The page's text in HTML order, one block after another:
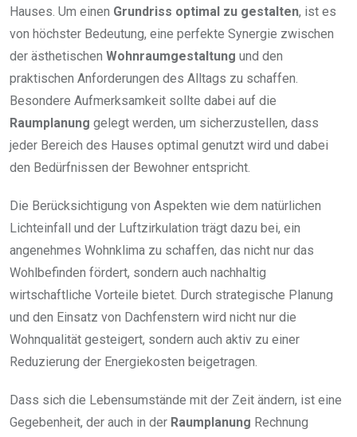
Hauses. Um einen Grundriss optimal zu gestalten, ist es
von höchster Bedeutung, eine perfekte Synergie zwischen
der ästhetischen Wohnraumgestaltung und den
praktischen Anforderungen des Alltags zu schaffen.
Besondere Aufmerksamkeit sollte dabei auf die
Raumplanung gelegt werden, um sicherzustellen, dass
jeder Bereich des Hauses optimal genutzt wird und dabei
den Bedürfnissen der Bewohner entspricht.
Die Berücksichtigung von Aspekten wie dem natürlichen
Lichteinfall und der Luftzirkulation trägt dazu bei, ein
angenehmes Wohnklima zu schaffen, das nicht nur das
Wohlbefinden fördert, sondern auch nachhaltig
wirtschaftliche Vorteile bietet. Durch strategische Planung
und den Einsatz von Dachfenstern wird nicht nur die
Wohnqualität gesteigert, sondern auch aktiv zu einer
Reduzierung der Energiekosten beigetragen.
Dass sich die Lebensumstände mit der Zeit ändern, ist eine
Gegebenheit, der auch in der Raumplanung Rechnung